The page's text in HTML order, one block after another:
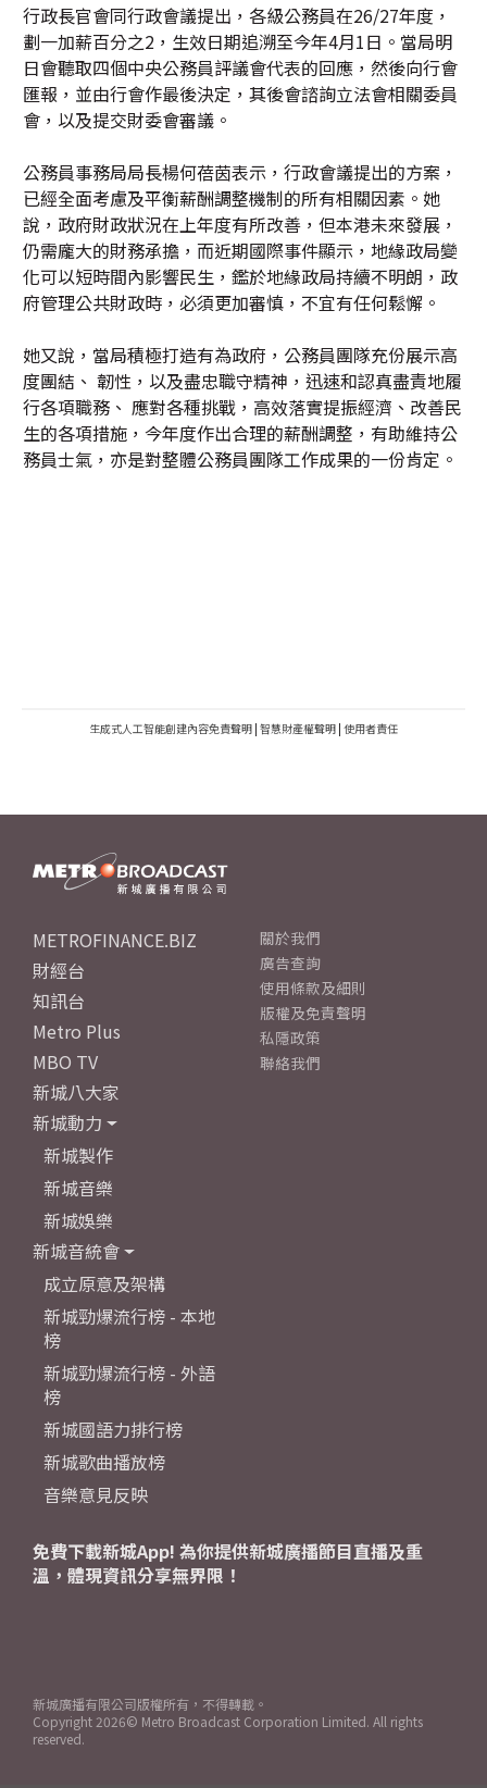
行政長官會同行政會議提出，各級公務員在26/27年度，
劃一加薪百分之2，生效日期追溯至今年4月1日。當局明
日會聽取四個中央公務員評議會代表的回應，然後向行會
匯報，並由行會作最後決定，其後會諮詢立法會相關委員
會，以及提交財委會審議。
公務員事務局局長楊何蓓茵表示，行政會議提出的方案，
已經全面考慮及平衡薪酬調整機制的所有相關因素。她
說，政府財政狀況在上年度有所改善，但本港未來發展，
仍需龐大的財務承擔，而近期國際事件顯示，地緣政局變
化可以短時間內影響民生，鑑於地緣政局持續不明朗，政
府管理公共財政時，必須更加審慎，不宜有任何鬆懈。
她又說，當局積極打造有為政府，公務員團隊充份展示高
度團結、 韌性，以及盡忠職守精神，迅速和認真盡責地履
行各項職務、 應對各種挑戰，高效落實提振經濟、改善民
生的各項措施，今年度作出合理的薪酬調整，有助維持公
務員士氣，亦是對整體公務員團隊工作成果的一份肯定。
生成式人工智能創建內容免責聲明 | 智慧財產權聲明 | 使用者責任
METROFINANCE.BIZ
財經台
知訊台
Metro Plus
MBO TV
新城八大家
新城動力
新城製作
新城音樂
新城娛樂
新城音統會
成立原意及架構
新城勁爆流行榜 - 本地
榜
新城勁爆流行榜 - 外語
榜
新城國語力排行榜
新城歌曲播放榜
音樂意見反映
關於我們
廣告查詢
使用條款及細則
版權及免責聲明
私隱政策
聯絡我們
免費下載新城App! 為你提供新城廣播節目直播及重
溫，體現資訊分享無界限！
新城廣播有限公司版權所有，不得轉載。
Copyright 2026© Metro Broadcast Corporation Limited. All rights
reserved.